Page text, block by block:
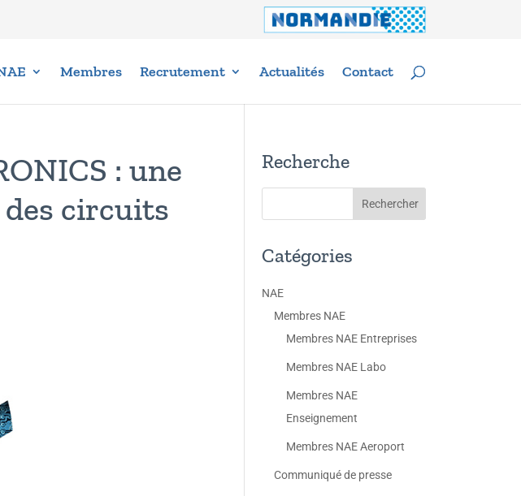
Membres Recrutement Actualités Contact
: une
circuits
Recherche
Catégories
NAE
Membres NAE
Membres NAE Entreprises
Membres NAE Labo
Membres NAE
Enseignement
Membres NAE Aeroport
Communiqué de presse